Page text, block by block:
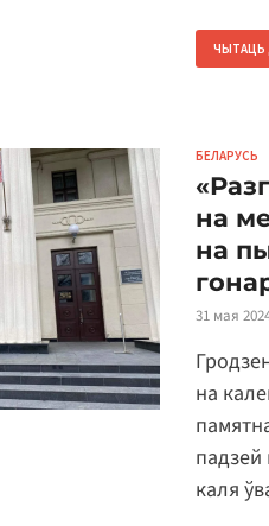
ЧЫТАЦЬ
БЕЛАРУСЬ
на
на
31 мая
на
падзей
каля